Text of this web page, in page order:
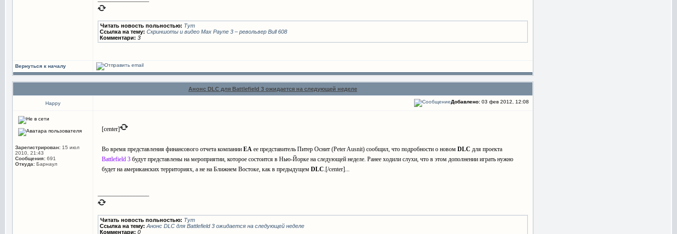
Читать новость польностью: Тут
Ссылка на тему: Скриншоты и видео Max Payne 3 – револьвер Bull 608
Комментари: 3
Вернуться к началу
Анонс DLC для Battlefield 3 ожидается на следующей неделе
Happy Добавлено: 03 фев 2012, 12:08
Зарегистрирован: 15 июл
2010, 21:43
Сообщения: 691
Откуда: Барнаул
[center]
Во время представления финансового отчета компании ЕА ее представитель Питер Оснит (Peter Ausnit) сообщил, что подробности о новом DLC для проекта
Battlefield 3 будут представлены на мероприятии, которое состоится в Нью-Йорке на следующей неделе. Ранее ходили слухи, что в этом дополнении играть нужно
будет на американских территориях, а не на Ближнем Востоке, как в предыдущем DLC.[/center]...
Читать новость польностью: Тут
Ссылка на тему: Анонс DLC для Battlefield 3 ожидается на следующей неделе
Комментари: 0